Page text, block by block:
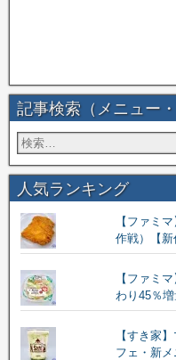
記事検索（メニュー
人気ランキング
【ファミ
作戦）【新
【ファミ
わり45％
【すき家
フェ・新メ